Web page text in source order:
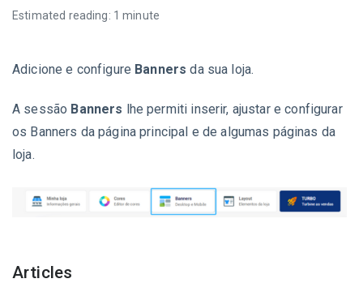
Estimated reading: 1 minute
Adicione e configure Banners da sua loja.
A sessão Banners lhe permiti inserir, ajustar e configurar
os Banners da página principal e de algumas páginas da
loja.
Articles